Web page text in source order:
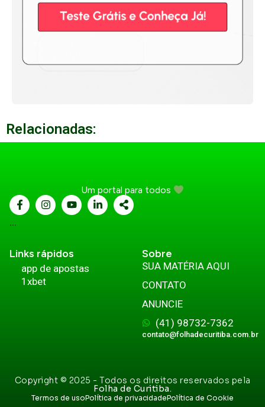
Relacionadas:
Um portal para todos
...
Links rápidos
app de apostas
1xbet
Sobre
SUA MATÉRIA AQUI
CONTATO
ANUNCIE
(41) 98732-7362
contato@folhadecuritiba.com.br
Copyright © 2025 - Todos os direitos reservados pela
Folha de Curitiba.
Termos de usoPolítica de privacidadePolítica de Cookie